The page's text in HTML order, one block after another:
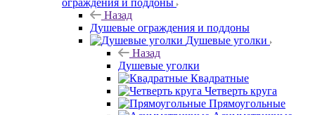
ограждения и поддоны
Назад
Душевые ограждения и поддоны
Душевые уголки
Назад
Душевые уголки
Квадратные
Четверть круга
Прямоугольные